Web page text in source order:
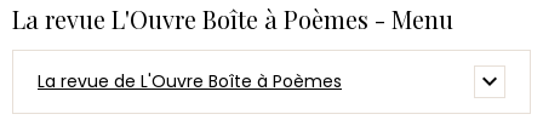
La revue L'Ouvre Boîte à Poèmes - Menu
La revue de L'Ouvre Boîte à Poèmes